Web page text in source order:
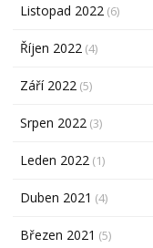
Listopad 2022 (6)
Říjen 2022 (4)
Září 2022 (5)
Srpen 2022 (3)
Leden 2022 (1)
Duben 2021 (4)
Březen 2021 (5)